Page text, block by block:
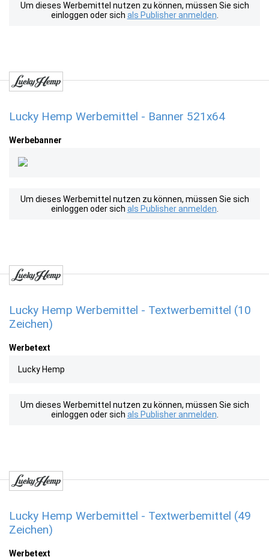
Um dieses Werbemittel nutzen zu können, müssen Sie sich
einloggen oder sich als Publisher anmelden
Lucky Hemp Werbemittel - Banner 521x64
Werbebanner
Um dieses Werbemittel nutzen zu können, müssen Sie sich
einloggen oder sich als Publisher anmelden
Lucky Hemp Werbemittel - Textwerbemittel (10
Zeichen)
Werbetext
Lucky Hemp
Um dieses Werbemittel nutzen zu können, müssen Sie sich
einloggen oder sich als Publisher anmelden
Lucky Hemp Werbemittel - Textwerbemittel (49
Zeichen)
Werbetext